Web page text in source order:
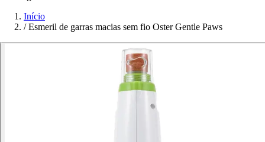
Início
/ Esmeril de garras macias sem fio Oster Gentle Paws